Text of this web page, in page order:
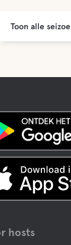
out tijd
Toon alle
hosts